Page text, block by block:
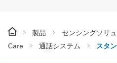
製品 センシングソリ
Care
通話システム スタ